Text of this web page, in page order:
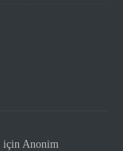
için Anonim